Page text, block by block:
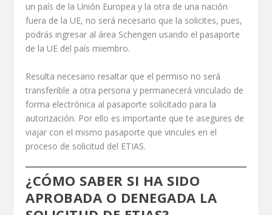
un país de la Unión Europea y la otra de una nación
fuera de la UE, no será necesario que la solicites, pues,
podrás ingresar al área Schengen usando el pasaporte
de la UE del país miembro.
Resulta necesario resaltar que el permiso no será
transferible a otra persona y permanecerá vinculado de
forma electrónica al pasaporte solicitado para la
autorización. Por ello es importante que te asegures de
viajar con el mismo pasaporte que vincules en el
proceso de solicitud del ETIAS.
¿CÓMO SABER SI HA SIDO
APROBADA O DENEGADA LA